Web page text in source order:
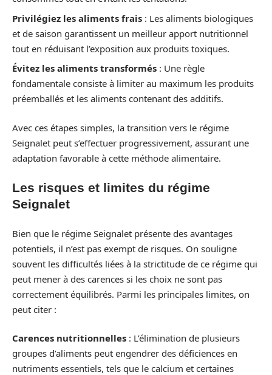
Privilégiez les aliments frais : Les aliments biologiques
et de saison garantissent un meilleur apport nutritionnel
tout en réduisant l’exposition aux produits toxiques.
Évitez les aliments transformés : Une règle
fondamentale consiste à limiter au maximum les produits
préemballés et les aliments contenant des additifs.
Avec ces étapes simples, la transition vers le régime
Seignalet peut s’effectuer progressivement, assurant une
adaptation favorable à cette méthode alimentaire.
Les risques et limites du régime
Seignalet
Bien que le régime Seignalet présente des avantages
potentiels, il n’est pas exempt de risques. On souligne
souvent les difficultés liées à la strictitude de ce régime qui
peut mener à des carences si les choix ne sont pas
correctement équilibrés. Parmi les principales limites, on
peut citer :
Carences nutritionnelles : L’élimination de plusieurs
groupes d’aliments peut engendrer des déficiences en
nutriments essentiels, tels que le calcium et certaines